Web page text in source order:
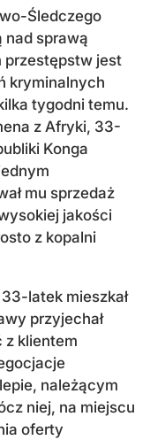
Śledczego
nad sprawą
przestępstw jest
kryminalnych
tygodni temu.
z Afryki, 33-
Konga
mu sprzedaż
jakości
z kopalni
latek mieszkał
przyjechał
z klientem
należącym
niej, na miejscu
oferty